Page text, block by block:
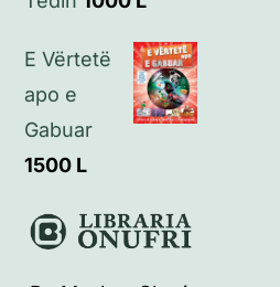
E Vërtetë
apo e
Gabuar
1500 L